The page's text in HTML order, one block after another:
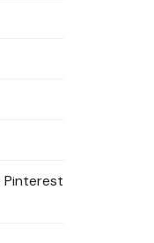
Pinterest